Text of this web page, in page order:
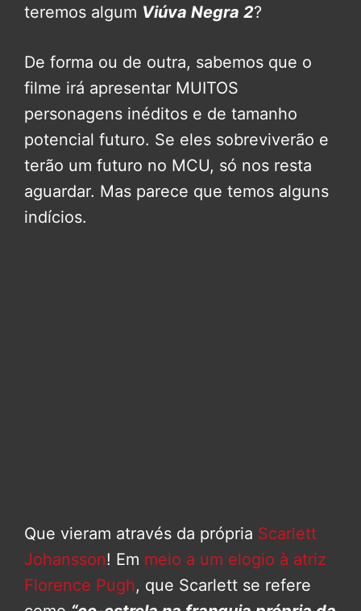
teremos algum Viúva Negra 2?
De forma ou de outra, sabemos que o
filme irá apresentar MUITOS
personagens inéditos e de tamanho
potencial futuro. Se eles sobreviverão e
terão um futuro no MCU, só nos resta
aguardar. Mas parece que temos alguns
indícios.
Que vieram através da própria Scarlett
Johansson! Em meio a um elogio à atriz
Florence Pugh, que Scarlett se refere